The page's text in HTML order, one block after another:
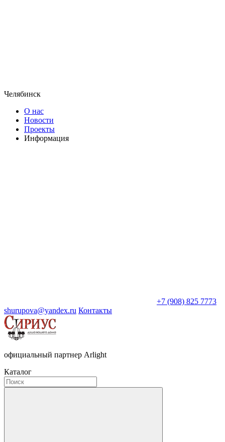
Челябинск
О нас
Новости
Проекты
Информация
+7 (908) 825 7773
shurupova@yandex.ru Контакты
официальный партнер Arlight
Каталог